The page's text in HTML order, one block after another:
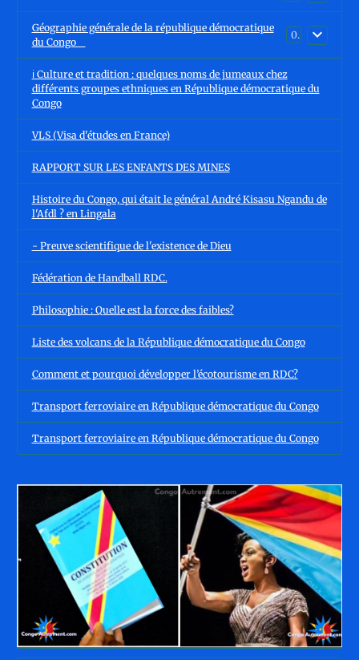
Géographie générale de la république démocratique
du Congo
0
ℹ️ Culture et tradition : quelques noms de jumeaux chez
différents groupes ethniques en République démocratique du
Congo
VLS (Visa d'études en France)
RAPPORT SUR LES ENFANTS DES MINES
Histoire du Congo, qui était le général André Kisasu Ngandu de
l'Afdl ? en Lingala
- Preuve scientifique de l'existence de Dieu
Fédération de Handball RDC.
Philosophie : Quelle est la force des faibles?
Liste des volcans de la République démocratique du Congo
Comment et pourquoi développer l’écotourisme en RDC?
Transport ferroviaire en République démocratique du Congo
Transport ferroviaire en République démocratique du Congo